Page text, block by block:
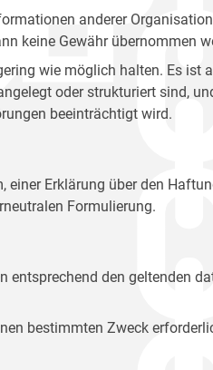
anderer
keine Gewähr übernommen
wie möglich halten. Es
oder strukturiert sind,
beeinträchtigt wird.
Erklärung über den
Formulierung.
entsprechend den geltenden
bestimmten Zweck